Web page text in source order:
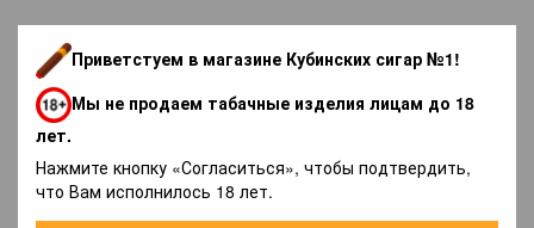
Приветстуем в магазине Кубинских сигар №1!
Мы не продаем табачные изделия лицам до 18
лет.
Нажмите кнопку «Согласиться», чтобы подтвердить,
что Вам исполнилось 18 лет.
Отзывы